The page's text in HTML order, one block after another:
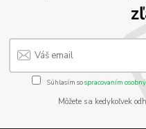
Súhlasím sospracovaním
Môžete sa kedykoľvek